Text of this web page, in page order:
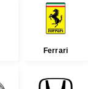
Ferrari